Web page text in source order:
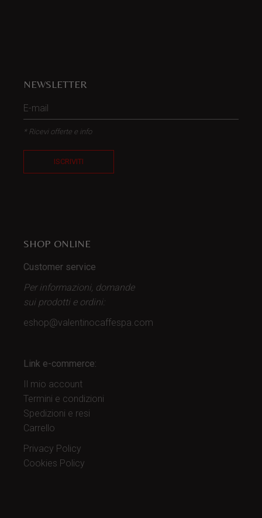
NEWSLETTER
* Ricevi offerte e info
ISCRIVITI
SHOP ONLINE
Customer service
Per informazioni, domande
sui prodotti e ordini:
eshop@valentinocaffespa.com
Link e-commerce:
Il mio account
Termini e condizioni
Spedizioni e resi
Carrello
Privacy Policy
Cookies Policy